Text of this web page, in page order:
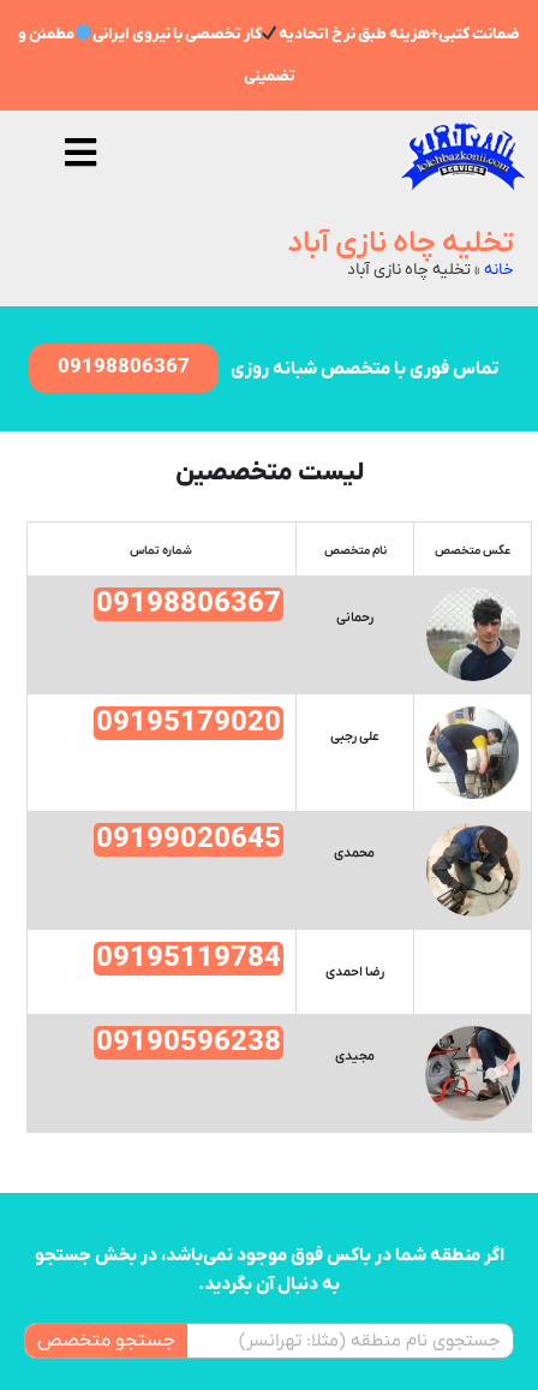
ضمانت کتبی+هزینه طبق نرخ اتحادیه کار تخصصی با نیروی ایرانی مطمئن و
تضمینی
تخلیه چاه نازی آباد
خانه »تخلیه چاه نازی آباد
تماس فوری با متخصص شبانه روزی 09198806367
لیست متخصصین
عکس متخصص نام متخصص شماره تماس
رحمانی 09198806367
علی رجبی 09195179020
محمدی 09199020645
رضا احمدی 09195119784
مجیدی 09190596238
اگر منطقه شما در باکس فوق موجود نمی‌باشد، در بخش جستجو
به دنبال آن بگردید.
جستجو متخصص